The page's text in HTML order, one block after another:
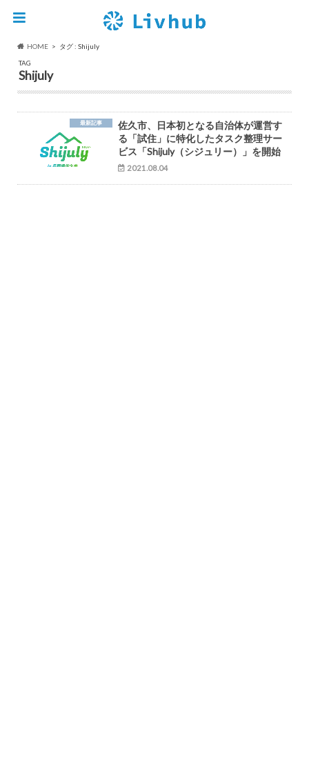
HOME
タグ : Shijuly
TAG
Shijuly
最新記事
佐久市、日本初となる自治体が運営す
る「試住」に特化したタスク整理サー
ビス「Shijuly（シジュリー）」を開始
2021.08.04